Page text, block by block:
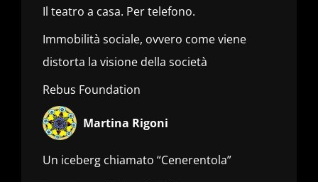
Il teatro a casa. Per telefono.
Immobilità sociale, ovvero come viene
distorta la visione della società
Rebus Foundation
Martina Rigoni
Un iceberg chiamato “Cenerentola”